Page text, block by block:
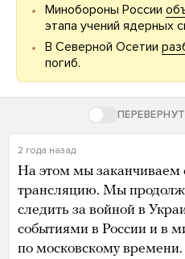
Минобороны России
этапа учений ядерных
В Северной Осетии
погиб.
2 года назад
На этом мы
трансляцию. Мы
следить за войной в
событиями в России и в
по московскому времени.